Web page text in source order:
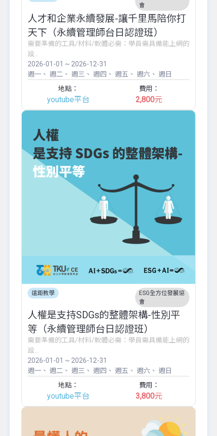
會
人才和企業永續發展-讓千里馬陪你打
天下（永續管理師台日認證班）
需要準備的工具/材料/軟體必需：學員需具備能上網的
設...
2026-01-01 ~ 2026-12-31
週一
週二 週三 週四 週五 週六
週日
地點：
youtube平台
費用：
2,800元
遠距教學
ESG全方位發展協
會
人權是支持SDGs的整體架構-性別平
等（永續管理師台日認證班）
需要準備的工具/材料/軟體必需：學員需具備能上網的
設...
2026-01-01 ~ 2026-12-31
週一
週二 週三 週四 週五 週六
週日
地點：
youtube平台
費用：
3,800元